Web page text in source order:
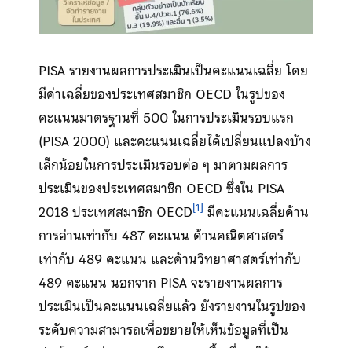
PISA รายงานผลการประเมินเป็นคะแนนเฉลี่ย โดย
มีค่าเฉลี่ยของประเทศสมาชิก OECD ในรูปของ
คะแนนมาตรฐานที่ 500 ในการประเมินรอบแรก
(PISA 2000) และคะแนนเฉลี่ยได้เปลี่ยนแปลงบ้าง
เล็กน้อยในการประเมินรอบต่อ ๆ มาตามผลการ
ประเมินของประเทศสมาชิก OECD ซึ่งใน PISA
2018 ประเทศสมาชิก OECD[1] มีคะแนนเฉลี่ยด้าน
การอ่านเท่ากับ 487 คะแนน ด้านคณิตศาสตร์
เท่ากับ 489 คะแนน และด้านวิทยาศาสตร์เท่ากับ
489 คะแนน นอกจาก PISA จะรายงานผลการ
ประเมินเป็นคะแนนเฉลี่ยแล้ว ยังรายงานในรูปของ
ระดับความสามารถเพื่อขยายให้เห็นข้อมูลที่เป็น